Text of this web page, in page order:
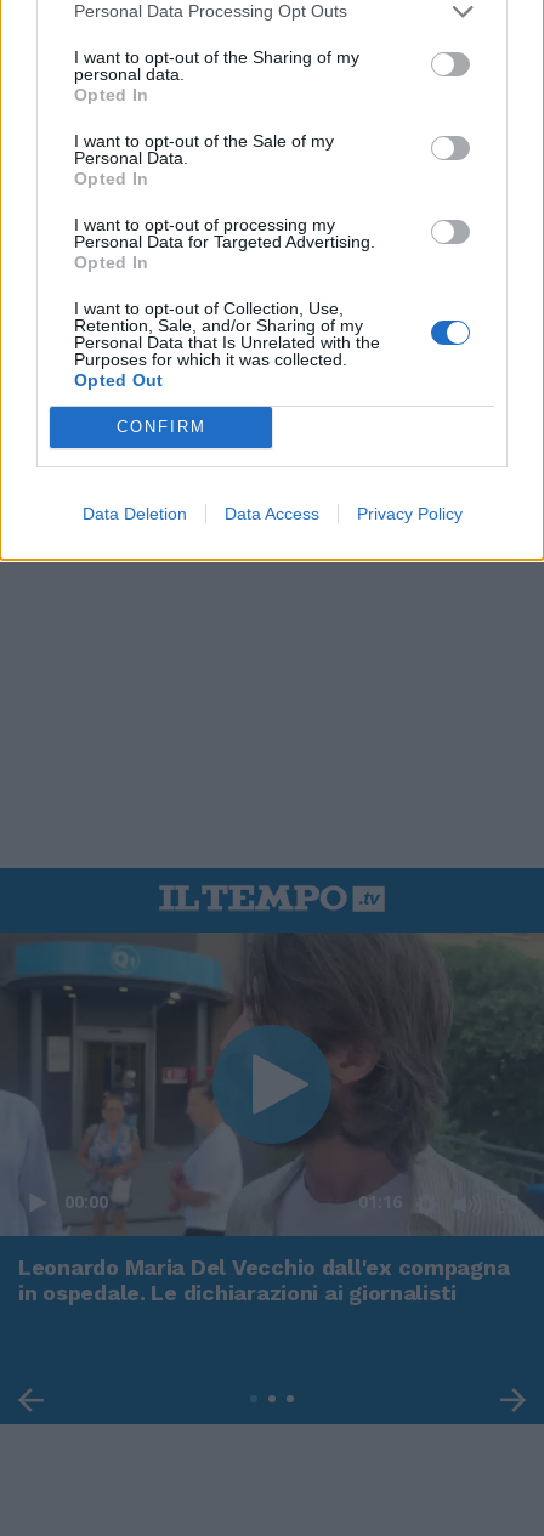
Personal Data Processing Opt Outs
I want to opt-out of the Sharing of my
personal data.
Opted In
I want to opt-out of the Sale of my
Personal Data.
Opted In
I want to opt-out of processing my
Personal Data for Targeted Advertising.
Opted In
I want to opt-out of Collection, Use,
Retention, Sale, and/or Sharing of my
Personal Data that Is Unrelated with the
Purposes for which it was collected.
Opted Out
CONFIRM
Data Deletion Data Access Privacy Policy
00:00 01:16
Leonardo Maria Del Vecchio dall'ex compagna
in ospedale. Le dichiarazioni ai giornalisti